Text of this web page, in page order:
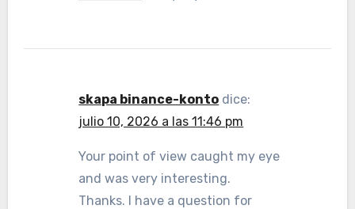
skapa binance-konto dice:
julio 10, 2026 a las 11:46 pm
Your point of view caught my eye
and was very interesting.
Thanks. I have a question for